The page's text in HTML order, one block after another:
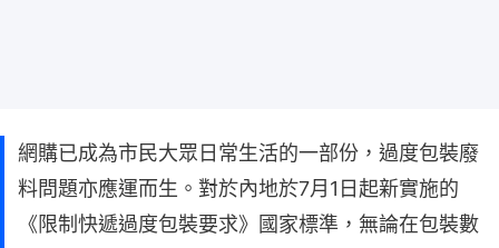
網購已成為市民大眾日常生活的一部份，過度包裝廢
料問題亦應運而生。對於內地於7月1日起新實施的
《限制快遞過度包裝要求》國家標準，無論在包裝數